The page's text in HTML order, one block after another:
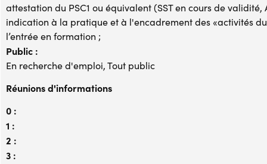
attestation du PSC1 ou équivalent (SST en cours de
indication à la pratique et à l'encadrement des «activités
l’entrée en formation ;
Public :
En recherche d'emploi, Tout public
Réunions d'informations
0 :
1 :
2 :
3 :